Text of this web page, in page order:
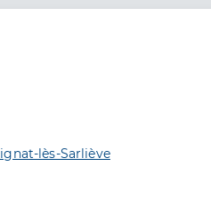
lès-Sarliève